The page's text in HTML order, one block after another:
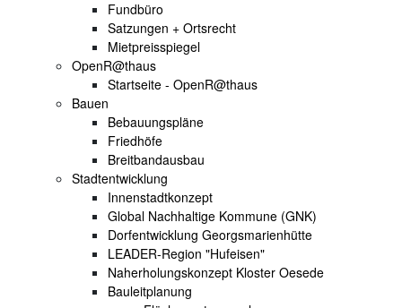
Fundbüro
Satzungen + Ortsrecht
Mietpreisspiegel
OpenR@thaus
Startseite - OpenR@thaus
Bauen
Bebauungspläne
Friedhöfe
Breitbandausbau
Stadtentwicklung
Innenstadtkonzept
Global Nachhaltige Kommune (GNK)
Dorfentwicklung Georgsmarienhütte
LEADER-Region "Hufeisen"
Naherholungskonzept Kloster Oesede
Bauleitplanung